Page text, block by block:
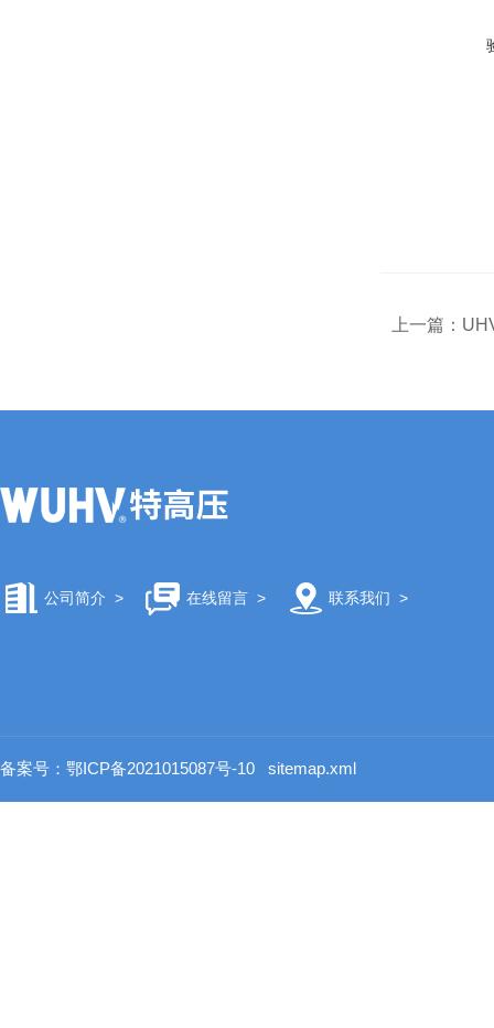
上一篇：
公司简介 > 在线留言> 联系我们 >
备案号：鄂ICP备2021015087号-10 sitemap.xml